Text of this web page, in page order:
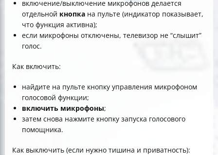
включение/выключение микрофонов делается
отдельной кнопка на пульте (индикатор показывает,
что функция активна);
если микрофоны отключены, телевизор не “слышит”
голос.
Как включить:
найдите на пульте кнопку управления микрофоном
голосовой функции;
включить микрофоны;
затем снова нажмите кнопку запуска голосового
помощника.
Как выключить (если нужно тишина и приватность):